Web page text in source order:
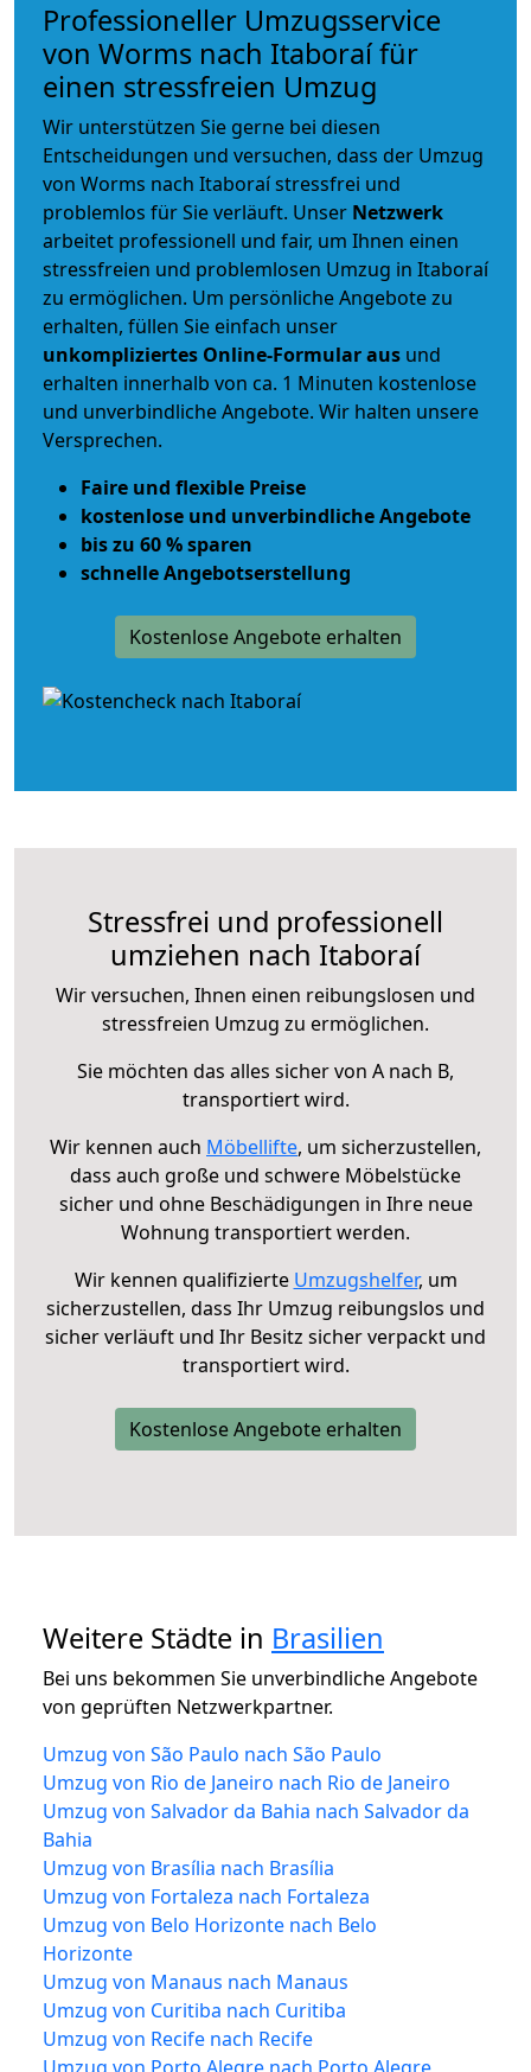
Professioneller Umzugsservice
von Worms nach Itaboraí für
einen stressfreien Umzug
Wir unterstützen Sie gerne bei diesen
Entscheidungen und versuchen, dass der Umzug
von Worms nach Itaboraí stressfrei und
problemlos für Sie verläuft. Unser Netzwerk
arbeitet professionell und fair, um Ihnen einen
stressfreien und problemlosen Umzug in Itaboraí
zu ermöglichen. Um persönliche Angebote zu
erhalten, füllen Sie einfach unser
unkompliziertes Online-Formular aus und
erhalten innerhalb von ca. 1 Minuten kostenlose
und unverbindliche Angebote. Wir halten unsere
Versprechen.
Faire und flexible Preise
kostenlose und unverbindliche Angebote
bis zu 60 % sparen
schnelle Angebotserstellung
Kostenlose Angebote erhalten
Stressfrei und professionell
umziehen nach Itaboraí
Wir versuchen, Ihnen einen reibungslosen und
stressfreien Umzug zu ermöglichen.
Sie möchten das alles sicher von A nach B,
transportiert wird.
Wir kennen auch Möbellifte, um sicherzustellen,
dass auch große und schwere Möbelstücke
sicher und ohne Beschädigungen in Ihre neue
Wohnung transportiert werden.
Wir kennen qualifizierte Umzugshelfer, um
sicherzustellen, dass Ihr Umzug reibungslos und
sicher verläuft und Ihr Besitz sicher verpackt und
transportiert wird.
Kostenlose Angebote erhalten
Weitere Städte in Brasilien
Bei uns bekommen Sie unverbindliche Angebote
von geprüften Netzwerkpartner.
Umzug von São Paulo nach São Paulo
Umzug von Rio de Janeiro nach Rio de Janeiro
Umzug von Salvador da Bahia nach Salvador da
Bahia
Umzug von Brasília nach Brasília
Umzug von Fortaleza nach Fortaleza
Umzug von Belo Horizonte nach Belo
Horizonte
Umzug von Manaus nach Manaus
Umzug von Curitiba nach Curitiba
Umzug von Recife nach Recife